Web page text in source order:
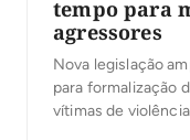
tempo para
agressores
Nova legislação
para formalização
vítimas de